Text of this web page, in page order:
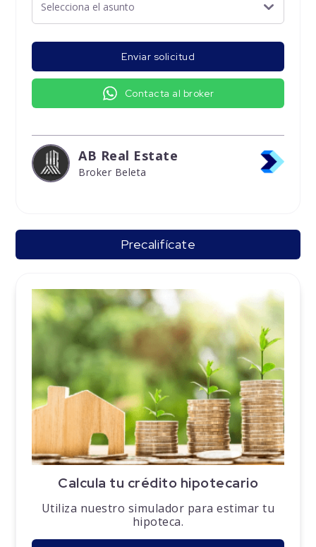
Enviar solicitud
Contacta al broker
AB Real Estate
Broker Beleta
Precalifícate
Calcula tu crédito hipotecario
Utiliza nuestro simulador para estimar tu
hipoteca.